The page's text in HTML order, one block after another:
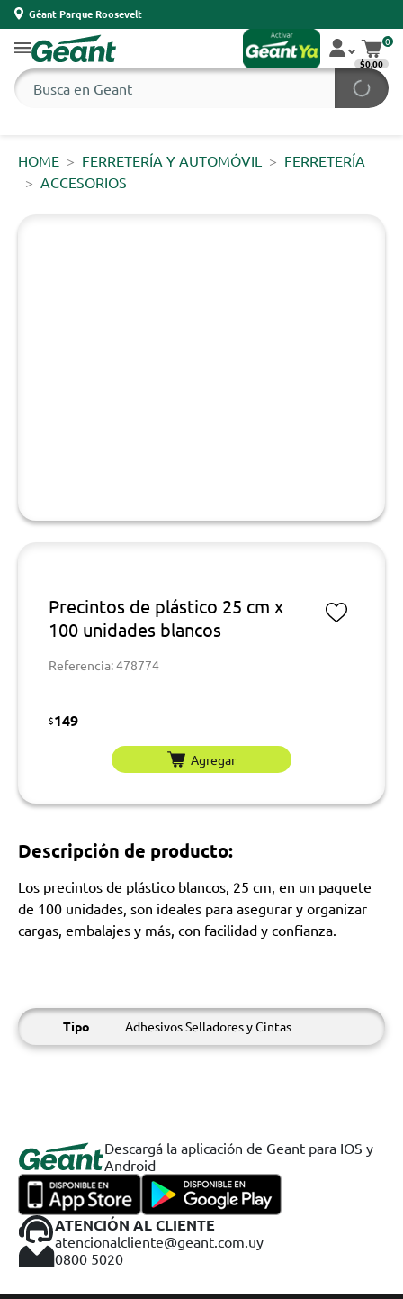
Géant Parque Roosevelt
0
$0,00
HOME FERRETERÍA Y AUTOMÓVIL
FERRETERÍA
ACCESORIOS
-
Precintos de plástico 25 cm x
100 unidades blancos
Referencia: 478774
$149
Agregar
Descripción de producto:
Los precintos de plástico blancos, 25 cm, en un paquete
de 100 unidades, son ideales para asegurar y organizar
cargas, embalajes y más, con facilidad y confianza.
Tipo Adhesivos Selladores y Cintas
Descargá la aplicación de Geant para IOS y
Android
ATENCIÓN AL CLIENTE
atencionalcliente@geant.com.uy
0800 5020